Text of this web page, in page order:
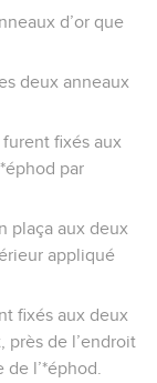
d’or que
deux anneaux
fixés aux
par
plaça aux deux
appliqué
fixés aux deux
près de l’endroit
l’*éphod.